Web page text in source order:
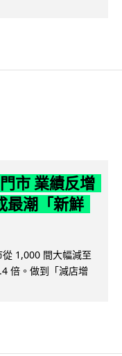
市 業績反增
最潮「新鮮
1,000 間大幅減至
倍。做到「減店增